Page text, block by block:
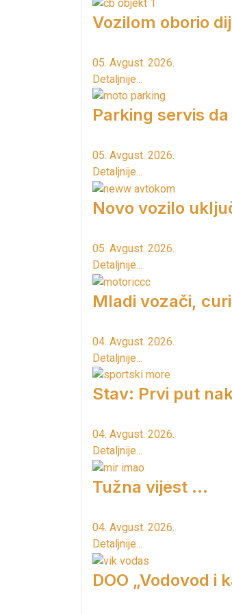
Vozilom oborio
05. Avgust. 2026.
Detaljnije...
Parking servis
05. Avgust. 2026.
Detaljnije...
Novo vozilo
05. Avgust. 2026.
Detaljnije...
Mladi vozači,
04. Avgust. 2026.
Detaljnije...
Stav: Prvi put
04. Avgust. 2026.
Detaljnije...
Tužna vijest ...
04. Avgust. 2026.
Detaljnije...
DOO „Vodovod i